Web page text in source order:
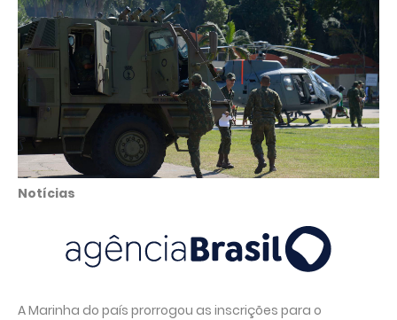
Notícias
A Marinha do país prorrogou as inscrições para o